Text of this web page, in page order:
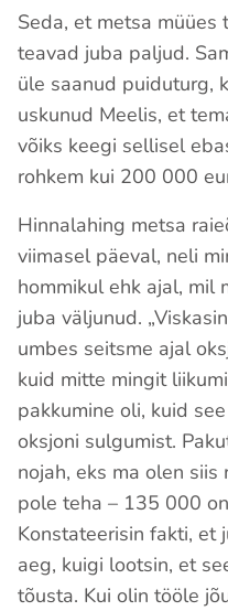
Seda, et metsa müües
teavad juba paljud.
üle saanud puiduturg,
uskunud Meelis, et
võiks keegi sellisel
rohkem kui 200 000
Hinnalahing metsa
viimasel päeval, neli
hommikul ehk ajal, mil
juba väljunud.
umbes seitsme ajal
kuid mitte mingit
pakkumine oli, kuid
oksjoni sulgumist.
nojah, eks ma olen
pole teha – 135 000
Konstateerisin fakti, et
aeg, kuigi lootsin, et
tõusta. Kui olin tööle